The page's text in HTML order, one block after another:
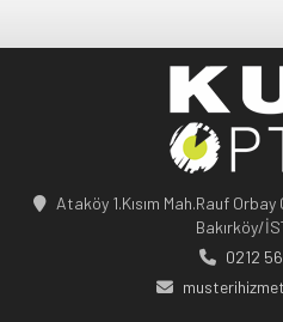
Ataköy 1.Kısım Mah.Rauf
Bakırköy/
0212